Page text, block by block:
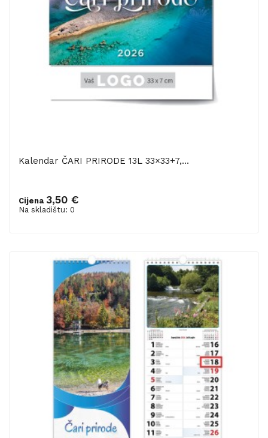
Kalendar ČARI PRIRODE 13L 33×33+7,...
Cijena 3,50 €
Na skladištu: 0